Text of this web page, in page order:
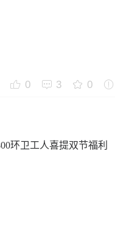
0 3 0
环卫工人喜提双节福利